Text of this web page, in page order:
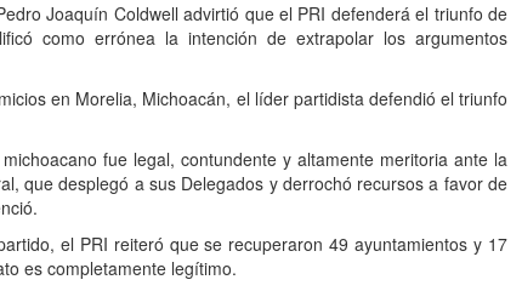
Joaquín Coldwell advirtió que el PRI defenderá el triunfo de
como errónea la intención de extrapolar los argumentos
en Morelia, Michoacán, el líder partidista defendió el triunfo
fue legal, contundente y altamente meritoria ante la
que desplegó a sus Delegados y derrochó recursos a favor de
el PRI reiteró que se recuperaron 49 ayuntamientos y 17
es completamente legítimo.